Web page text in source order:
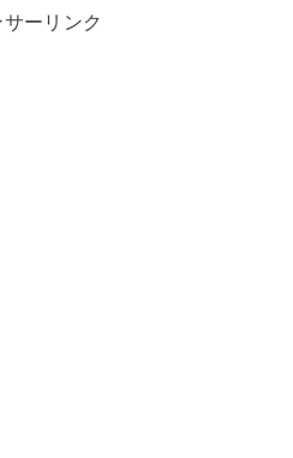
ーリンク